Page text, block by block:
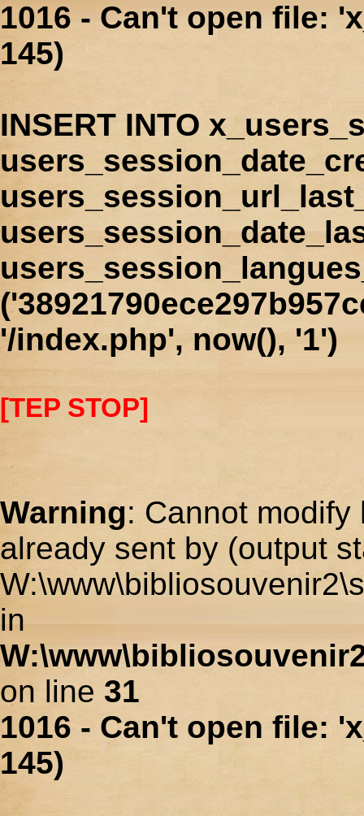
1016 - Can't open file:
145)
INSERT INTO
'/index.php', now(), '1')
[TEP STOP]
Warning: Cannot
already sent by (output
in
on line 31
1016 - Can't open file:
145)